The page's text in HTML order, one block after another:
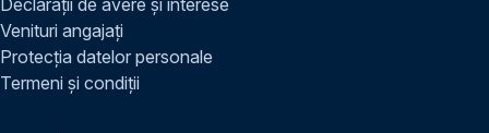
Venituri angajați
Protecția datelor personale
Termeni și condiții